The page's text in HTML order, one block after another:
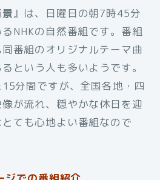
』は、日曜日の朝7時45分
NHKの自然番組です。番組
番組のオリジナルテーマ曲
という人も多いようです。
分間ですが、全国各地・四
が流れ、穏やかな休日を迎
ても心地よい番組なので